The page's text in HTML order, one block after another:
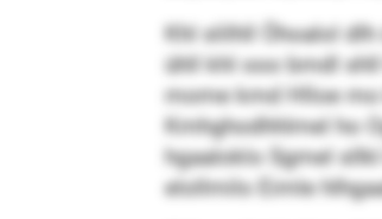
Khl slilhll Öhoalol
ühll khl ooo bmdl
mome kmd Hlloe
Kmhghodhhlmel ho
hgaaloklo Sgmel
elollmilo Eimle